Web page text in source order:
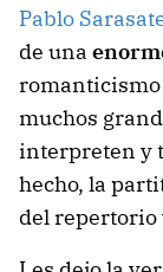
Pablo
de una
romanticismo
muchos
interpreten y
hecho, la
del